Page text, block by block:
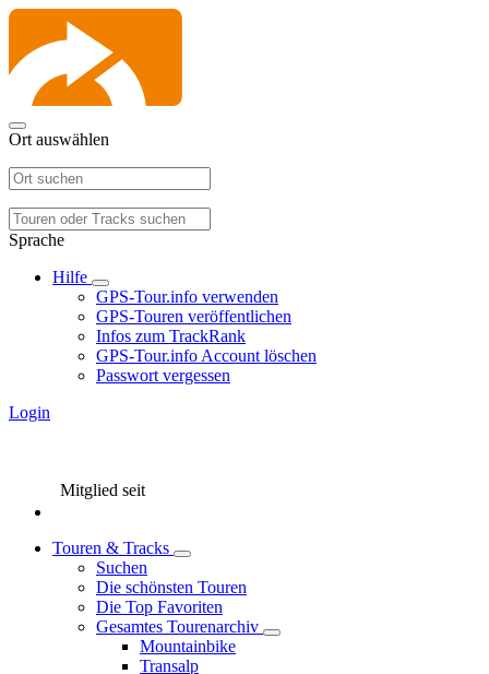
Ort auswählen
Sprache
Hilfe
GPS-Tour.info verwenden
GPS-Touren veröffentlichen
Infos zum TrackRank
GPS-Tour.info Account löschen
Passwort vergessen
Login
Mitglied seit
Touren & Tracks
Suchen
Die schönsten Touren
Die Top Favoriten
Gesamtes Tourenarchiv
Mountainbike
Transalp